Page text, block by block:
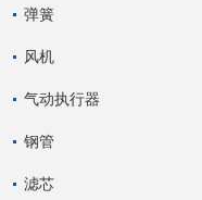
弹簧
风机
气动执行器
钢管
滤芯